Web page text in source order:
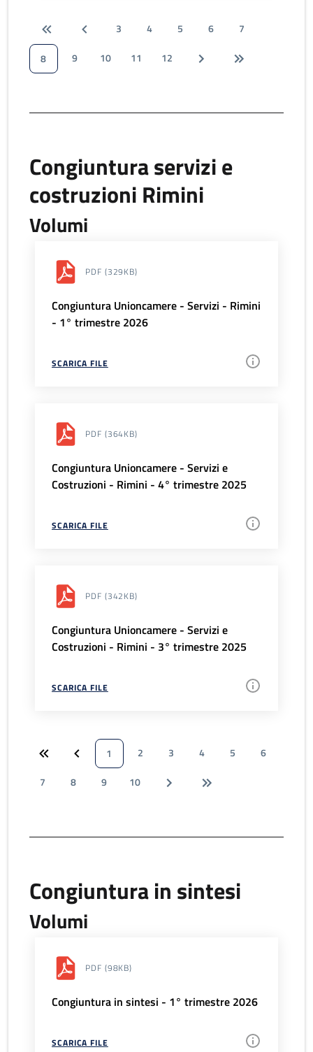
3 4 5 6
7
8
9 10 11 12
Congiuntura servizi e
costruzioni Rimini
Volumi
PDF (329KB)
Congiuntura Unioncamere - Servizi - Rimini
- 1° trimestre 2026
SCARICA FILE
PDF (364KB)
Congiuntura Unioncamere - Servizi e
Costruzioni - Rimini - 4° trimestre 2025
SCARICA FILE
PDF (342KB)
Congiuntura Unioncamere - Servizi e
Costruzioni - Rimini - 3° trimestre 2025
SCARICA FILE
1 2 3 4 5
6
7
8 9 10
Congiuntura in sintesi
Volumi
PDF (98KB)
Congiuntura in sintesi - 1° trimestre 2026
SCARICA FILE